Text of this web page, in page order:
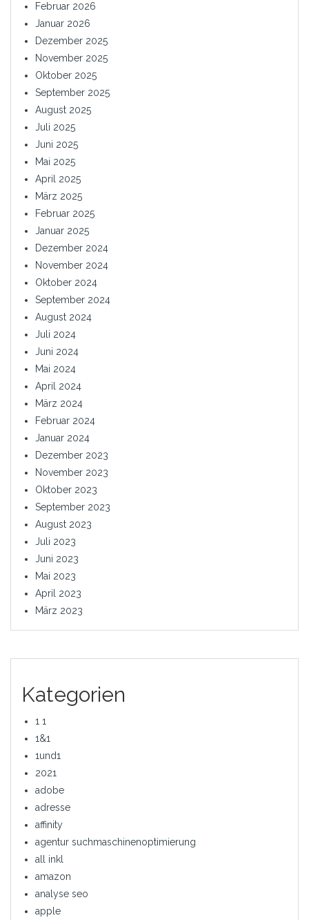
Februar 2026
Januar 2026
Dezember 2025
November 2025
Oktober 2025
September 2025
August 2025
Juli 2025
Juni 2025
Mai 2025
April 2025
März 2025
Februar 2025
Januar 2025
Dezember 2024
November 2024
Oktober 2024
September 2024
August 2024
Juli 2024
Juni 2024
Mai 2024
April 2024
März 2024
Februar 2024
Januar 2024
Dezember 2023
November 2023
Oktober 2023
September 2023
August 2023
Juli 2023
Juni 2023
Mai 2023
April 2023
März 2023
Kategorien
1 1
1&1
1und1
2021
adobe
adresse
affinity
agentur suchmaschinenoptimierung
all inkl
amazon
analyse seo
apple